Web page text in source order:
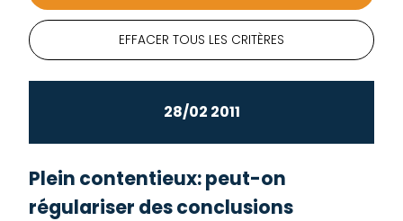
EFFACER TOUS LES CRITÈRES
28/02 2011
Plein contentieux: peut-on
régulariser des conclusions